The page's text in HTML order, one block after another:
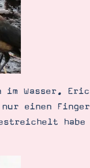
im Wasser. Eric
einen Finger
habe